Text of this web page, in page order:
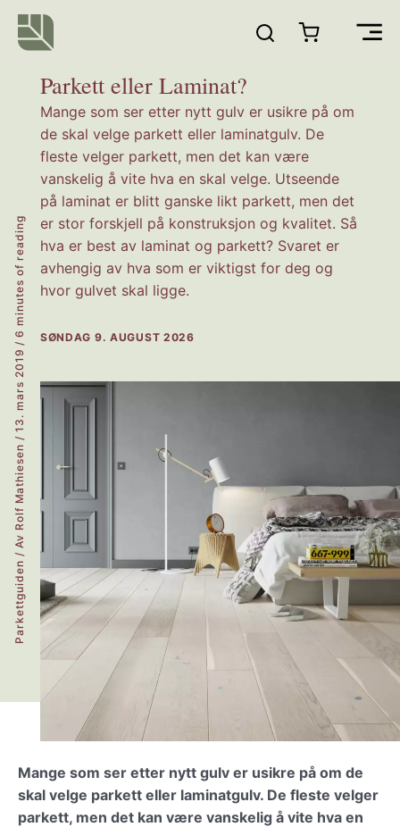
Hopp
rett
innholdetParkett eller Laminat?
Mange som ser etter nytt gulv er usikre på om
de skal velge parkett eller laminatgulv. De
fleste velger parkett, men det kan være
vanskelig å vite hva en skal velge. Utseende
på laminat er blitt ganske likt parkett, men det
er stor forskjell på konstruksjon og kvalitet. Så
hva er best av laminat og parkett? Svaret er
avhengig av hva som er viktigst for deg og
hvor gulvet skal ligge.
SØNDAG 9. AUGUST 2026
Parkettguiden
/ Av
Rolf Mathiesen
/
13. mars 2019
/
6 minutes of reading
Mange som ser etter nytt gulv er usikre på om de
skal velge parkett eller laminatgulv. De fleste velger
parkett, men det kan være vanskelig å vite hva en